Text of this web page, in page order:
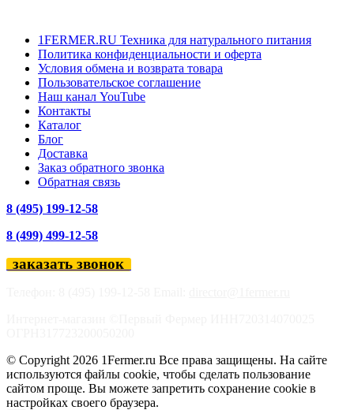
1FERMER.RU Техника для натурального питания
Политика конфиденциальности и оферта
Условия обмена и возврата товара
Пользовательское соглашение
Наш канал YouTube
Контакты
Каталог
Блог
Доставка
Заказ обратного звонка
Обратная связь
8 (495) 199-12-58
8 (499) 499-12-58
заказать звонок
© Copyright 2026 1Fermer.ru Все права защищены. На сайте
используются файлы cookie, чтобы сделать пользование
сайтом проще. Вы можете запретить сохранение cookie в
настройках своего браузера.